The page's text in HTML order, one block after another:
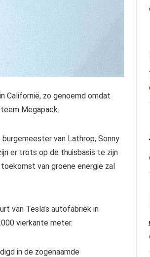
Californië, zo genoemd omdat
Megapack.
van Lathrop, Sonny
er trots op de thuisbasis te zijn
van groene energie zal
van Tesla’s autofabriek in
vierkante meter.
in de zogenaamde